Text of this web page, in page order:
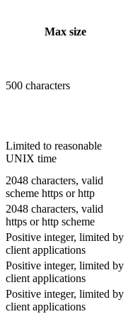
Max size
500 characters
Limited to reasonable
UNIX time
2048 characters, valid
scheme https or http
2048 characters, valid
https or http scheme
Positive integer, limited by
client applications
Positive integer, limited by
client applications
Positive integer, limited by
client applications